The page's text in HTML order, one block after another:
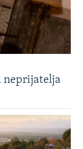
neprijatelja